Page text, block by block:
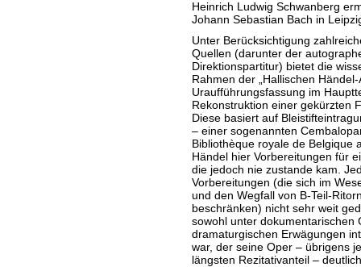
Heinrich Ludwig Schwanberg
Johann Sebastian Bach in
Unter Berücksichtigung
Quellen (darunter der
Direktionspartitur) bietet die
Rahmen der „Hallischen
Uraufführungsfassung im
Rekonstruktion einer gekürzten
Diese basiert auf
– einer sogenannten
Bibliothèque royale de Belgique
Händel hier Vorbereitungen für
die jedoch nie zustande kam.
Vorbereitungen (die sich im
und den Wegfall von B-Teil-
beschränken) nicht sehr weit
sowohl unter dokumentarischen
dramaturgischen Erwägungen
war, der seine Oper – übrigens
längsten Rezitativanteil –